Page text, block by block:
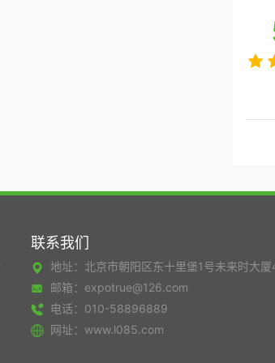
联系我们
地址：北京市朝阳区东十里堡1号未来时大厦
邮箱：expotrue@126.com
电话：010-58896889
网址：www.l085.com